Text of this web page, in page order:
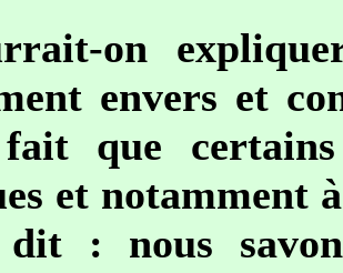
on
envers et
que certains
et notamment
: nous